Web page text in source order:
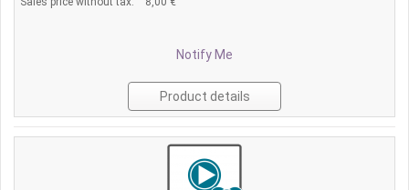
Notify Me
Product details